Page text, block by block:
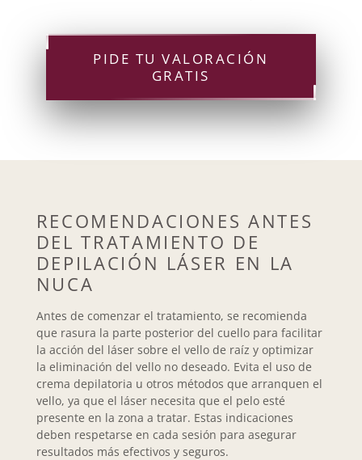
PIDE TU VALORACIÓN
GRATIS
RECOMENDACIONES ANTES
DEL TRATAMIENTO DE
DEPILACIÓN LÁSER EN LA
NUCA
Antes de comenzar el tratamiento, se recomienda
que rasura la parte posterior del cuello para facilitar
la acción del láser sobre el vello de raíz y optimizar
la eliminación del vello no deseado. Evita el uso de
crema depilatoria u otros métodos que arranquen el
vello, ya que el láser necesita que el pelo esté
presente en la zona a tratar. Estas indicaciones
deben respetarse en cada sesión para asegurar
resultados más efectivos y seguros.